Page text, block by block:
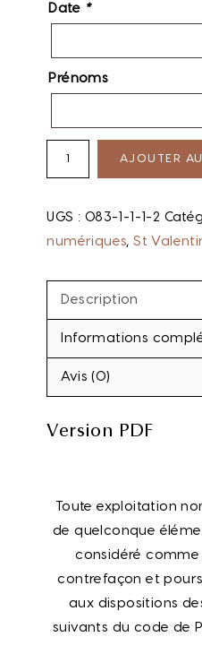
Date *
Prénoms
AJOUTER
UGS : 083-1-1-1-2
numériques,St
Description
Informations
Avis (0)
Version PDF
Toute exploitation
de quelconque
considéré comme
contrefaçon et
aux dispositions
suivants du code de